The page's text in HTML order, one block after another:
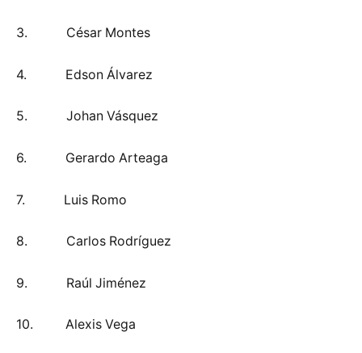
3. César Montes
4. Edson Álvarez
5. Johan Vásquez
6. Gerardo Arteaga
7. Luis Romo
8. Carlos Rodríguez
9. Raúl Jiménez
10. Alexis Vega